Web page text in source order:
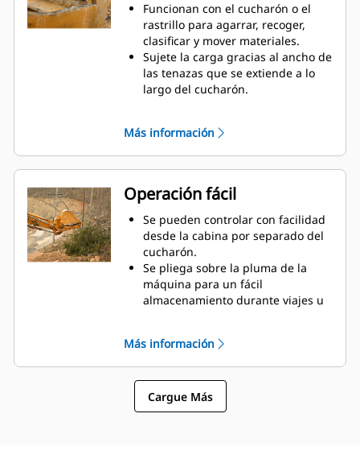
Funcionan con el cucharón o el
rastrillo para agarrar, recoger,
clasificar y mover materiales.
Sujete la carga gracias al ancho de
las tenazas que se extiende a lo
largo del cucharón.
con la curvatura única de la tenaza
y las estriaciones en los dientes.
Obtenga la mejor tenaza para sus
tareas. Seleccione la mejor opción
entre las cuatro configuraciones
de dientes para lograr un pleno
agarre o colocar la pluma a
horcajadas durante el transporte.
Administrar varios accesorios de
una flota es más fácil con un
sistema acoplador. Seleccione los
sujetapasador Cat, que permiten
que las máquinas de tamaños
similares compartan las tenazas y
otros accesorios.
Más información
Operación fácil
Se pueden controlar con facilidad
desde la cabina por separado del
cucharón.
Se pliega sobre la pluma de la
máquina para un fácil
almacenamiento durante viajes u
el funcionamiento general simples
hacen que las tenazas sean una
opción más sencilla y más
asequible que los garfios en
cuanto a los costos de posesión y
Más información
Cargue Más